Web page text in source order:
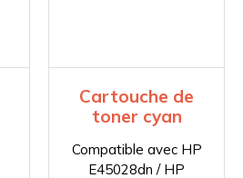
Cartouche de
toner cyan
Compatible avec HP
E45028dn / HP